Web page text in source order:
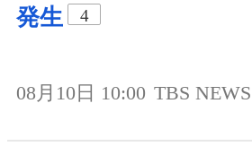
発生
4
08月10日 10:00 TBS